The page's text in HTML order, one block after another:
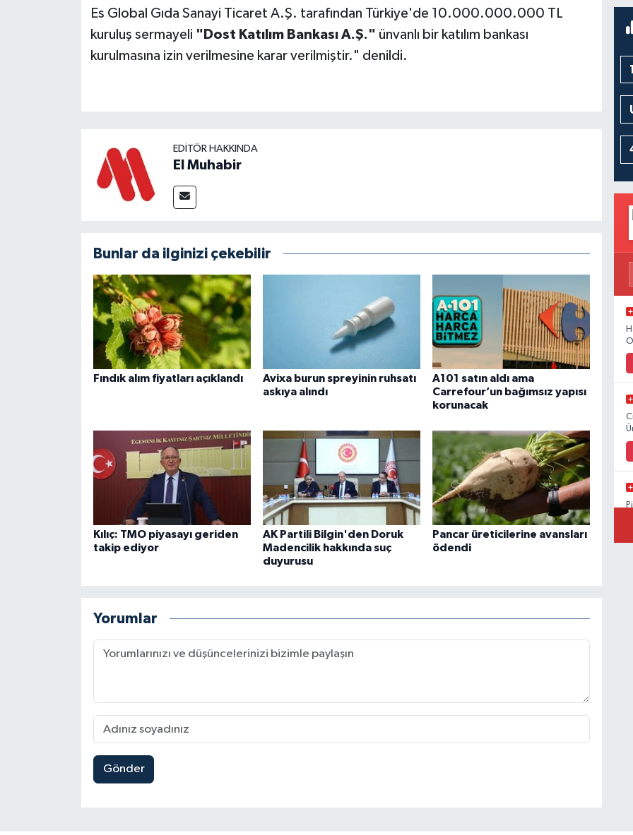
Es Global Gıda Sanayi Ticaret A.Ş. tarafından Türkiye'de 10.000.000.000 TL
kuruluş sermayeli "Dost Katılım Bankası A.Ş." ünvanlı bir katılım bankası
kurulmasına izin verilmesine karar verilmiştir." denildi.
EDITÖR HAKKINDA
El Muhabir
Bunlar da ilginizi çekebilir
Fındık alım fiyatları açıklandı
Avixa burun spreyinin ruhsatı
askıya alındı
A101 satın aldı ama
Carrefour’un bağımsız yapısı
korunacak
Kılıç: TMO piyasayı geriden
takip ediyor
AK Partili Bilgin'den Doruk
Madencilik hakkında suç
duyurusu
Pancar üreticilerine avansları
ödendi
Yorumlar
Gönder